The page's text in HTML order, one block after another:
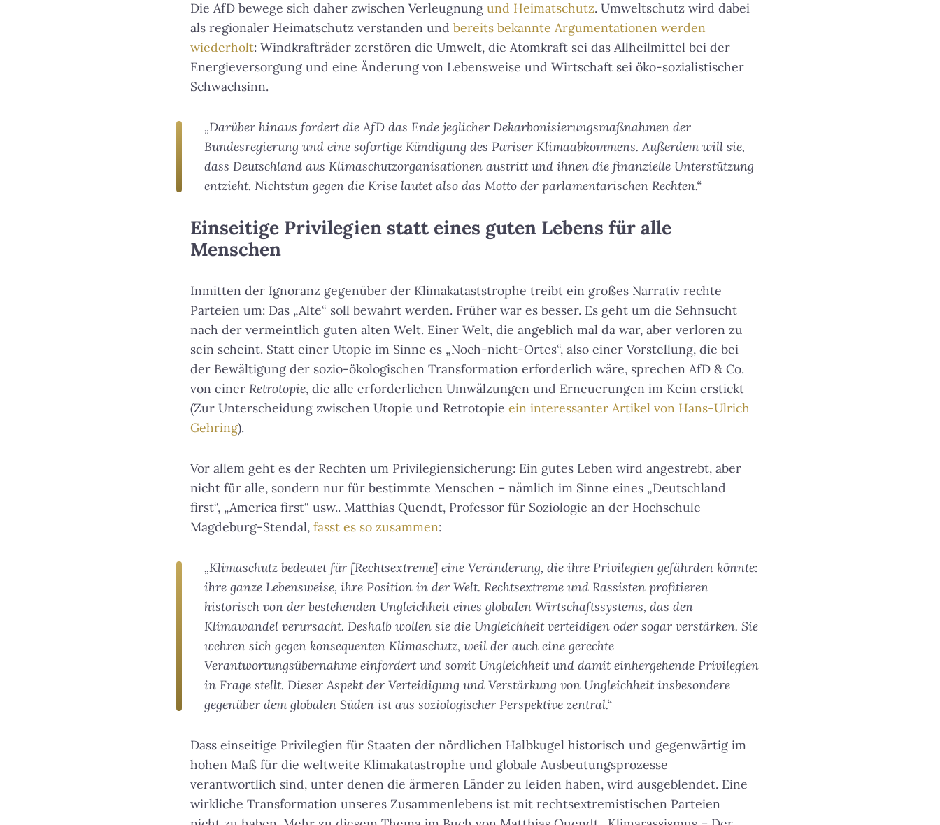
Die AfD bewege sich daher zwischen Verleugnung und Heimatschutz. Umweltschutz wird dabei
als regionaler Heimatschutz verstanden und bereits bekannte Argumentationen werden
wiederholt: Windkrafträder zerstören die Umwelt, die Atomkraft sei das Allheilmittel bei der
Energieversorgung und eine Änderung von Lebensweise und Wirtschaft sei öko-sozialistischer
Schwachsinn.
„Darüber hinaus fordert die AfD das Ende jeglicher Dekarbonisierungsmaßnahmen der
Bundesregierung und eine sofortige Kündigung des Pariser Klimaabkommens. Außerdem will sie,
dass Deutschland aus Klimaschutzorganisationen austritt und ihnen die finanzielle Unterstützung
entzieht. Nichtstun gegen die Krise lautet also das Motto der parlamentarischen Rechten.“
Einseitige Privilegien statt eines guten Lebens für alle
Menschen
Inmitten der Ignoranz gegenüber der Klimakataststrophe treibt ein großes Narrativ rechte
Parteien um: Das „Alte“ soll bewahrt werden. Früher war es besser. Es geht um die Sehnsucht
nach der vermeintlich guten alten Welt. Einer Welt, die angeblich mal da war, aber verloren zu
sein scheint. Statt einer Utopie im Sinne es „Noch-nicht-Ortes“, also einer Vorstellung, die bei
der Bewältigung der sozio-ökologischen Transformation erforderlich wäre, sprechen AfD & Co.
von einer Retrotopie, die alle erforderlichen Umwälzungen und Erneuerungen im Keim erstickt
(Zur Unterscheidung zwischen Utopie und Retrotopie ein interessanter Artikel von Hans-Ulrich
Gehring).
Vor allem geht es der Rechten um Privilegiensicherung: Ein gutes Leben wird angestrebt, aber
nicht für alle, sondern nur für bestimmte Menschen – nämlich im Sinne eines „Deutschland
first“, „America first“ usw.. Matthias Quendt, Professor für Soziologie an der Hochschule
Magdeburg-Stendal, fasst es so zusammen:
„Klimaschutz bedeutet für [Rechtsextreme] eine Veränderung, die ihre Privilegien gefährden könnte:
ihre ganze Lebensweise, ihre Position in der Welt. Rechtsextreme und Rassisten profitieren
historisch von der bestehenden Ungleichheit eines globalen Wirtschaftssystems, das den
Klimawandel verursacht. Deshalb wollen sie die Ungleichheit verteidigen oder sogar verstärken. Sie
wehren sich gegen konsequenten Klimaschutz, weil der auch eine gerechte
Verantwortungsübernahme einfordert und somit Ungleichheit und damit einhergehende Privilegien
in Frage stellt. Dieser Aspekt der Verteidigung und Verstärkung von Ungleichheit insbesondere
gegenüber dem globalen Süden ist aus soziologischer Perspektive zentral.“
Dass einseitige Privilegien für Staaten der nördlichen Halbkugel historisch und gegenwärtig im
hohen Maß für die weltweite Klimakatastrophe und globale Ausbeutungsprozesse
verantwortlich sind, unter denen die ärmeren Länder zu leiden haben, wird ausgeblendet. Eine
wirkliche Transformation unseres Zusammenlebens ist mit rechtsextremistischen Parteien